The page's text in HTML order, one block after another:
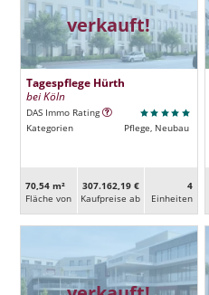
verkauft!
Tagespflege Hürth
bei Köln
DAS Immo Rating
Kategorien
Pflege, Neubau
70,54 m²
Fläche von
307.162,19 €
Kaufpreise ab
4
Ein­heiten